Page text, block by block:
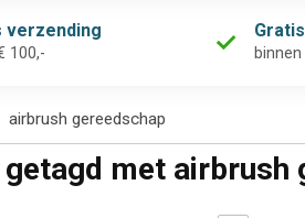
verzending
100,-
airbrush gereedschap
met airbrush